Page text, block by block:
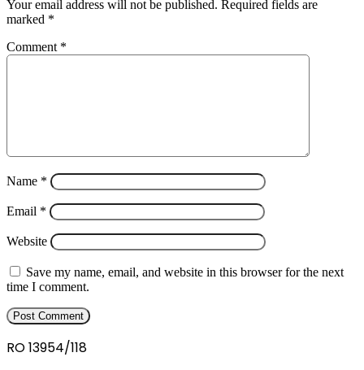
Your email address will not be published. Required fields are
marked *
Comment *
Name *
Email *
Website
Save my name, email, and website in this browser for the next
time I comment.
RO 13954/118